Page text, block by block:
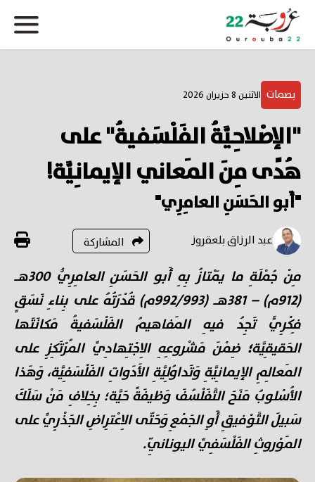
بصمات الاثنين 8 حزيران 2026
"الإصْلاحِيَّةُ الفَلْسَفيةُ" على
هُدًى مِنَ المَعاني الإيمانِيَّة!
"أَبو الحَسَنِ العامِرِي"
عبد الرزاق بلعقروز المشاركة
مِنْ جُمْلَةِ ما يَمْتازُ بِهِ أَبو الحَسَنِ العامِرِيُّ 300هـ
(912م) – 381هـ (992/993م) قُدْرَتُهُ على بِناءِ نَسَقٍ
فِكْرِيٍّ تَجِدُ فيهِ المَفاهيمُ الفَلْسَفيةُ مَكانَتَها
الحَقيقِيَّة؛ ضِمْنَ مَشْروعِهِ الِاجْتِهادِيِّ المُرْتَكِزِ على
المَعالِمِ الإيمانِيَّةِ وَتَداوُلِيَّةِ الأَدَواتِ الفَلْسَفِيَّة، وَهَذا
الأُسْلوبُ مَنَحَ التَّفَلْسُفَ وَظيفَةً حَيَّة؛ بِخِلافِ مَنْ سَلَكَ
سَبيلَ التَّوْفيقِ أَوِ الجَمْعِ وَحَتّى الِاعْتِراضِ الجَذْرِيِّ على
المَوْروثِ الفَلْسَفِيِّ اليونانِيّ.